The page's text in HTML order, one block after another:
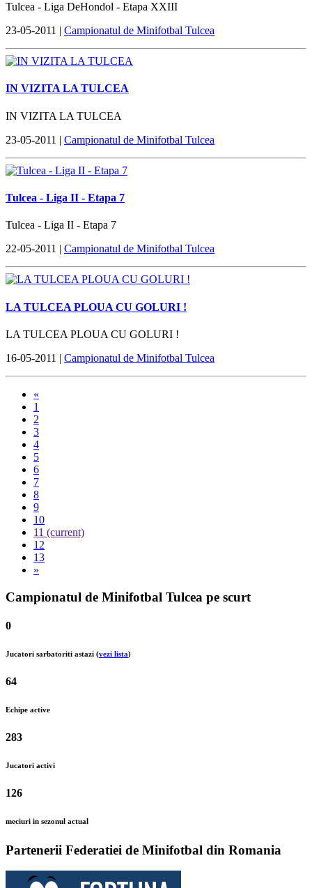
Tulcea - Liga DeHondol - Etapa XXIII
23-05-2011 | Campionatul de Minifotbal Tulcea
IN VIZITA LA TULCEA
IN VIZITA LA TULCEA
23-05-2011 | Campionatul de Minifotbal Tulcea
Tulcea - Liga II - Etapa 7
Tulcea - Liga II - Etapa 7
22-05-2011 | Campionatul de Minifotbal Tulcea
LA TULCEA PLOUA CU GOLURI !
LA TULCEA PLOUA CU GOLURI !
16-05-2011 | Campionatul de Minifotbal Tulcea
«
1
2
3
4
5
6
7
8
9
10
11 (current)
12
13
»
Campionatul de Minifotbal Tulcea pe scurt
0
Jucatori sarbatoriti astazi (vezi lista)
64
Echipe active
283
Jucatori activi
126
meciuri in sezonul actual
Partenerii Federatiei de Minifotbal din Romania